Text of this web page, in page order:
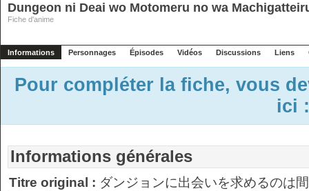
Dungeon ni Deai wo Motomeru no wa
Fiche d'anime
Informations Personnages Épisodes Vidéos Discussions Liens
Pour compléter la fiche, vous
ici
Informations générales
Titre original : ダンジョンに出会いを求めるのは